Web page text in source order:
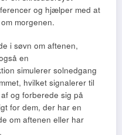
og hjælper med at
morgenen.
i søvn om aftenen,
en
simulerer solnedgang
hvilket signalerer til
og forberede sig på
for dem, der har en
om aftenen eller har